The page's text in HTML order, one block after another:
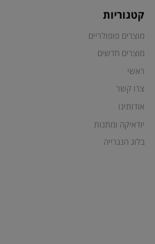
קטגוריות
מוצרים פופולריים
מוצרים חדשים
ראשי
צרו קשר
אודותינו
יודאיקה ומתנות
בלוג הנגרייה